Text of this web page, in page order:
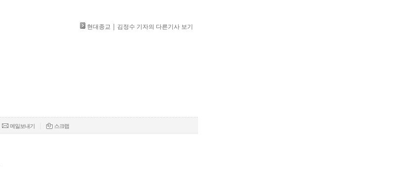
현대종교 | 김정수 기자의 다른기사 보기
메일보내기 스크랩